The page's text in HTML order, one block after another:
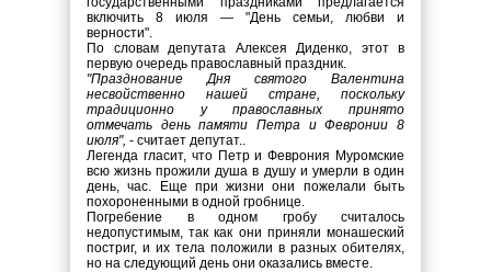
включить 8 июля — "День семьи, любви и
верности".
По словам депутата Алексея Диденко, этот в
первую очередь православный праздник.
"Празднование Дня святого Валентина
несвойственно нашей стране, поскольку
традиционно у православных принято
отмечать день памяти Петра и Февронии 8
июля", - считает депутат..
Легенда гласит, что Петр и Феврония Муромские
всю жизнь прожили душа в душу и умерли в один
день, час. Еще при жизни они пожелали быть
похороненными в одной гробнице.
Погребение в одном гробу считалось
недопустимым, так как они приняли монашеский
постриг, и их тела положили в разных обителях,
но на следующий день они оказались вместе.